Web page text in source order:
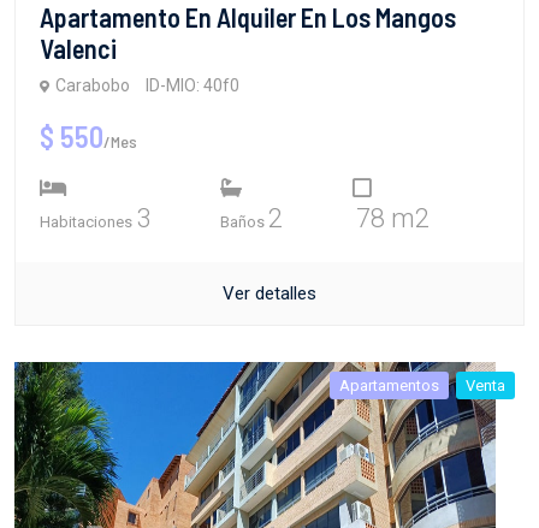
Apartamento En Alquiler En Los Mangos
Valenci
Carabobo ID-MIO: 40f0
$ 550/Mes
Habitaciones 3 Baños 2 78 m2
Ver detalles
Apartamentos Venta